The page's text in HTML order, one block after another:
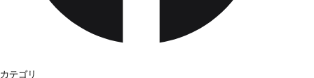
カテゴリ